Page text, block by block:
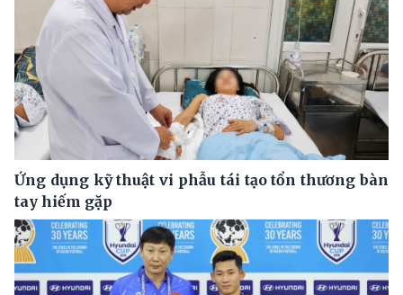
Ứng dụng kỹ thuật vi phẫu tái tạo tổn thương bàn
tay hiếm gặp